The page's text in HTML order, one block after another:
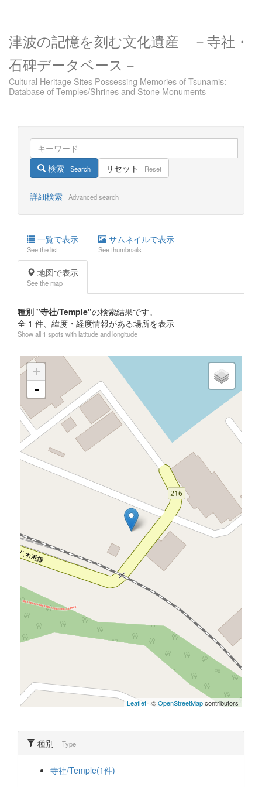
津波の記憶を刻む文化遺産 －寺社・
石碑データベース－
Cultural Heritage Sites Possessing Memories of Tsunamis:
Database of Temples/Shrines and Stone Monuments
検索 Search リセット Reset
詳細検索 Advanced search
一覧で表示
See the list
サムネイルで表示
See thumbnails
地図で表示
See the map
種別 "寺社/Temple"の検索結果です。
全 1 件、緯度・経度情報がある場所を表示
Show all 1 spots with latitude and longitude
+
-
Leaflet | ©OpenStreetMapcontributors
種別 Type
寺社/Temple(1件)